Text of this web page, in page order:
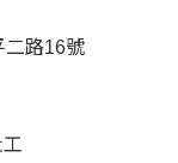
二路16號